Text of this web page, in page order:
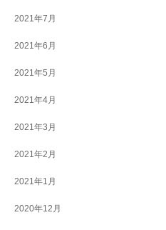
2021年7月
2021年6月
2021年5月
2021年4月
2021年3月
2021年2月
2021年1月
2020年12月